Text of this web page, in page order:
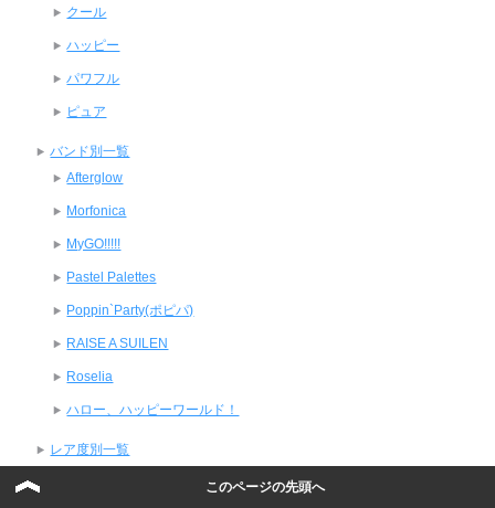
クール
ハッピー
パワフル
ピュア
バンド別一覧
Afterglow
Morfonica
MyGO!!!!!
Pastel Palettes
Poppin`Party(ポピパ)
RAISE A SUILEN
Roselia
ハロー、ハッピーワールド！
レア度別一覧
このページの先頭へ